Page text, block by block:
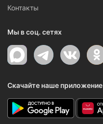
Контакты
Мы в соц. сетях
Скачайте наше приложение